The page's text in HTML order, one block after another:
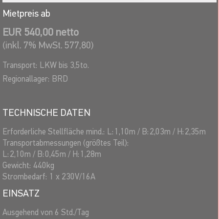
Zeit (Spieldauer)
Displays/Anzeigen:
LED-Riesendisplay (optional) mit 60mm hohen LED-
Ziffern, Abmessungen, L: 1,12m / T: 11cm / H: 21cm -
weithin sichtbar.
Die twall® 64 Premium - technische Details
Steuer- und Bedieneinheit, LCD-Display mit Bedienfeld - rechts
in der Edelstahlblende verbaut. LED-Riesendisplay (optional
oben mittig) mit 60mm hohen LED-Ziffern, weithin sichtbar. 10
Trainingsprogramme, 8 x 8 Tastelemente mit bis zu 7
Leuchtfarben, z.B: rot, grün, blau und Mischfarben. Aktive
Trainingsfläche, B: 176 x H: 176 cm. Abmessungen twall64,
rechts, Tiefe: 1,10m, Höhe: 2,35m (bei Nutzung des internen
Mietpreis ab
EUR 540,00 netto
(inkl. 7% MwSt. 577,80)
Transport: LKW bis 3,5to.
Regionallager: BRD
TECHNISCHE DATEN
Erforderliche Stellfläche mind.: L: 1,10m / B:2,03m / H:2,35m
Transportabmessungen (größtes Teil):
L:2,10m / B:0,45m / H: 1,28m
Gewicht: 440kg
Strombedarf: 1 x 230V/16A
EINSATZ
Ausgehend von 6 Std./Tag